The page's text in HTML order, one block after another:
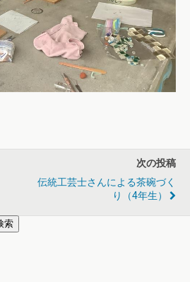
次の投稿
伝統工芸士さんによる茶碗づく
り（4年生）